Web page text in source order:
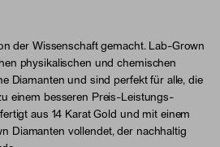
der Wissenschaft gemacht. Lab-Grown
physikalischen und chemischen
Diamanten und sind perfekt für alle, die
einem besseren Preis-Leistungs-
aus 14 Karat Gold und mit einem
Diamanten vollendet, der nachhaltig